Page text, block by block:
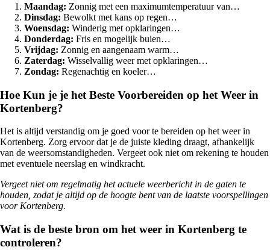
Maandag: Zonnig met een maximumtemperatuur van…
Dinsdag: Bewolkt met kans op regen…
Woensdag: Winderig met opklaringen…
Donderdag: Fris en mogelijk buien…
Vrijdag: Zonnig en aangenaam warm…
Zaterdag: Wisselvallig weer met opklaringen…
Zondag: Regenachtig en koeler…
Hoe Kun je je het Beste Voorbereiden op het Weer in
Kortenberg?
Het is altijd verstandig om je goed voor te bereiden op het weer in
Kortenberg. Zorg ervoor dat je de juiste kleding draagt, afhankelijk
van de weersomstandigheden. Vergeet ook niet om rekening te houden
met eventuele neerslag en windkracht.
Vergeet niet om regelmatig het actuele weerbericht in de gaten te
houden, zodat je altijd op de hoogte bent van de laatste voorspellingen
voor Kortenberg.
Wat is de beste bron om het weer in Kortenberg te
controleren?